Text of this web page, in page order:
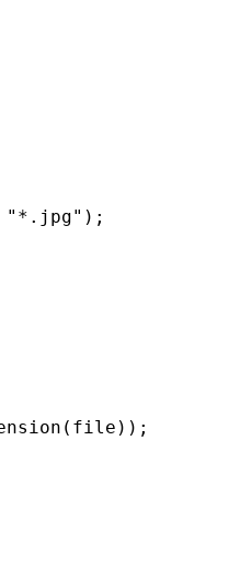
。
"*.jpg");